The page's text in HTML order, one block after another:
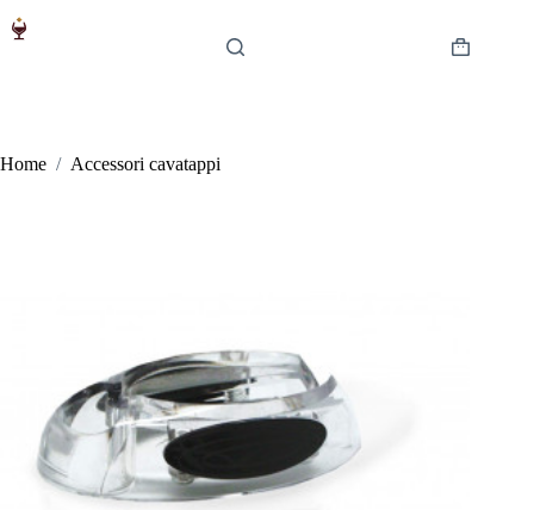
Carrello
Home / Accessori cavatappi